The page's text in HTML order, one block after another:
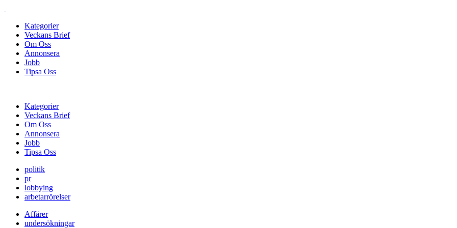
Kategorier
Veckans Brief
Om Oss
Annonsera
Jobb
Tipsa Oss
Kategorier
Veckans Brief
Om Oss
Annonsera
Jobb
Tipsa Oss
politik
pr
lobbying
arbetarrörelser
Affärer
undersökningar